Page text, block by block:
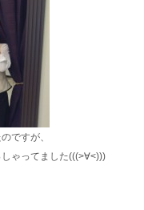
ですが、
ゃってました(((>∀<)))